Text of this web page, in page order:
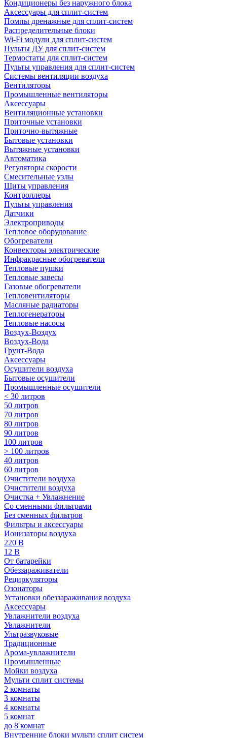
Кондиционеры без наружного блока
Аксессуары для сплит-систем
Помпы дренажные для сплит-систем
Распределительные блоки
Wi-Fi модули для сплит-систем
Пульты ДУ для сплит-систем
Термостаты для сплит-систем
Пульты управления для сплит-систем
Системы вентиляции воздуха
Вентиляторы
Промышленные вентиляторы
Аксессуары
Вентиляционные установки
Приточные установки
Приточно-вытяжные
Бытовые установки
Вытяжные установки
Автоматика
Регуляторы скорости
Смесительные узлы
Щиты управления
Контроллеры
Пульты управления
Датчики
Электроприводы
Тепловое оборудование
Обогреватели
Конвекторы электрические
Инфракрасные обогреватели
Тепловые пушки
Тепловые завесы
Газовые обогреватели
Тепловентиляторы
Масляные радиаторы
Теплогенераторы
Тепловые насосы
Воздух-Воздух
Воздух-Вода
Грунт-Вода
Аксессуары
Осушители воздуха
Бытовые осушители
Промышленные осушители
< 30 литров
50 литров
70 литров
80 литров
90 литров
100 литров
> 100 литров
40 литров
60 литров
Очистители воздуха
Очистители воздуха
Очистка + Увлажнение
Cо сменными фильтрами
Без сменных фильтров
Фильтры и аксессуары
Ионизаторы воздуха
220 В
12 В
От батарейки
Обеззараживатели
Рециркуляторы
Озонаторы
Установки обеззараживания воздуха
Аксессуары
Увлажнители воздуха
Увлажнители
Ультразвуковые
Традиционные
Арома-увлажнители
Промышленные
Мойки воздуха
Мульти сплит системы
2 комнаты
3 комнаты
4 комнаты
5 комнат
до 8 комнат
Внутренние блоки мульти сплит систем